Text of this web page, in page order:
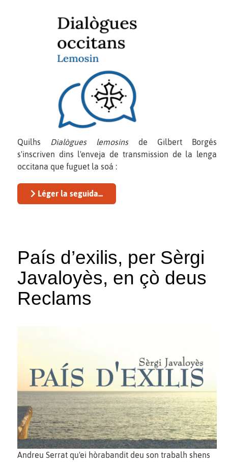
Quilhs Dialògues lemosinsde Gilbert Borgés
s'inscriven dins l'enveja de transmission de la lenga
occitana que fuguet la soá :
Léger la seguida...
País d’exilis, per Sèrgi
Javaloyès, en çò deus
Reclams
Andreu Serrat qu'ei hòrabandit deu son trabalh shens